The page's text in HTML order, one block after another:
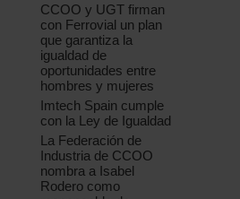
CCOO y UGT firman
con Ferrovial un plan
que garantiza la
igualdad de
oportunidades entre
hombres y mujeres
Imtech Spain cumple
con la Ley de Igualdad
La Federación de
Industria de CCOO
nombra a Isabel
Rodero como